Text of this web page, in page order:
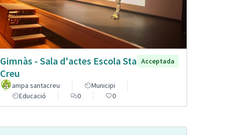
Gimnàs - Sala d'actes Escola Sta
Creu
Acceptada
ampa santacreu
Municipi
Educació
0 0